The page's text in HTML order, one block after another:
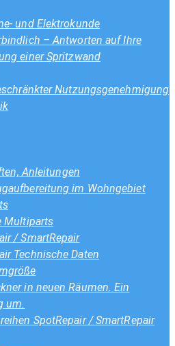
und Elektrokunde
– Antworten auf Ihre
einer Spritzwand
Nutzungsgenehmigung
Anleitungen
im Wohngebiet
Multiparts
/ SmartRepair
Technische Daten
in neuen Räumen. Ein
um.
SpotRepair / SmartRepair